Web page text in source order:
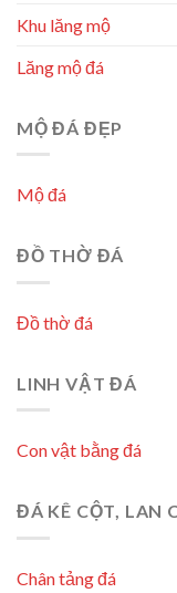
Khu lăng mộ
Lăng mộ đá
MỘ ĐÁ ĐẸP
Mộ đá
ĐỒ THỜ ĐÁ
Đồ thờ đá
LINH VẬT ĐÁ
Con vật bằng đá
ĐÁ KÊ CỘT, LAN
Chân tảng đá